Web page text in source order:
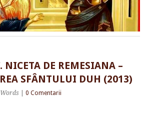
NICETA DE REMESIANA –
SFÂNTULUI DUH (2013)
0 Comentarii